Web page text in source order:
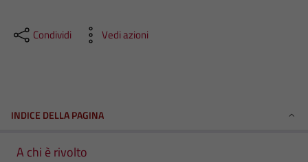
Condividi Vedi azioni
INDICE DELLA PAGINA
A chi è rivolto